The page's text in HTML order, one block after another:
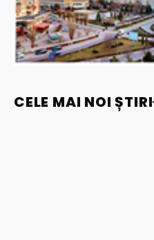
CELE MAI NOI ȘTIRI